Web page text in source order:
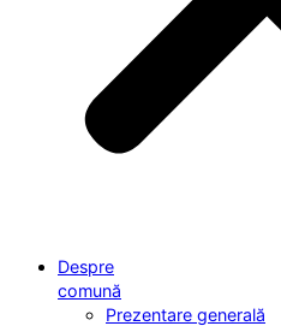
Despre
comună
Prezentare generală